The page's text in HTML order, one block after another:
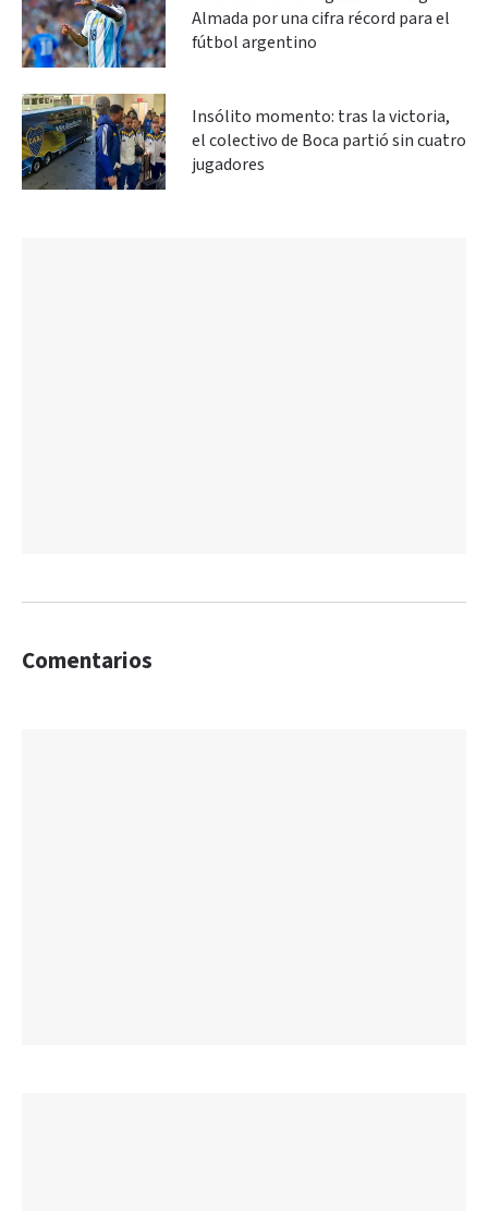
Almada por una cifra récord para el
fútbol argentino
Insólito momento: tras la victoria,
el colectivo de Boca partió sin cuatro
jugadores
Comentarios